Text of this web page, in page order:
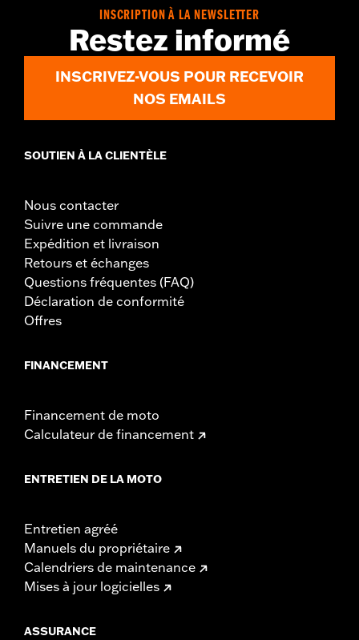
Dimension Description:HAUTEUR DE TIGE : 6" / HAUTEUR DE
TALON : 1.5"
INSCRIPTION À LA NEWSLETTER
Restez informé
INSCRIVEZ-VOUS POUR RECEVOIR
NOS EMAILS
SOUTIEN À LA CLIENTÈLE
Nous contacter
Suivre une commande
Expédition et livraison
Retours et échanges
Questions fréquentes (FAQ)
Déclaration de conformité
Offres
FINANCEMENT
Financement de moto
Calculateur de financement
ENTRETIEN DE LA MOTO
Entretien agréé
Manuels du propriétaire
Calendriers de maintenance
Mises à jour logicielles
ASSURANCE